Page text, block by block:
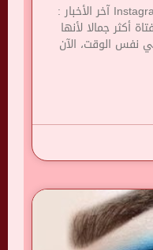
Instagram Twitter Snapchat Youtube آخر الأخبار :
الفتاة أكثر جمالا لأنها
نفس الوقت، الآن